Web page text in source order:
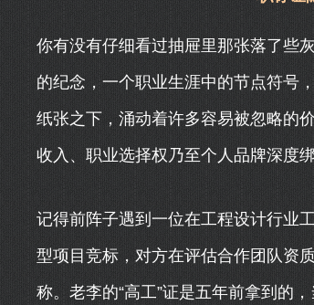
你有没有仔细看过抽屉里那张落了些
的纪念，一个职业生涯中的节点符号
纸张之下，涌动着许多容易被忽略的
收入、职业选择权乃至个人品牌深度绑
记得前阵子遇到一位在工程设计行业
型项目竞标，对方在评估合作团队资
称。老李的“高工”证是五年前拿到的